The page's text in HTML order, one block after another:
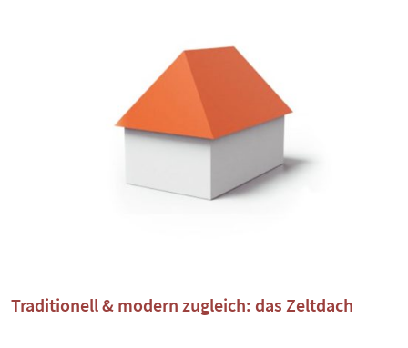
Traditionell & modern zugleich: das Zeltdach